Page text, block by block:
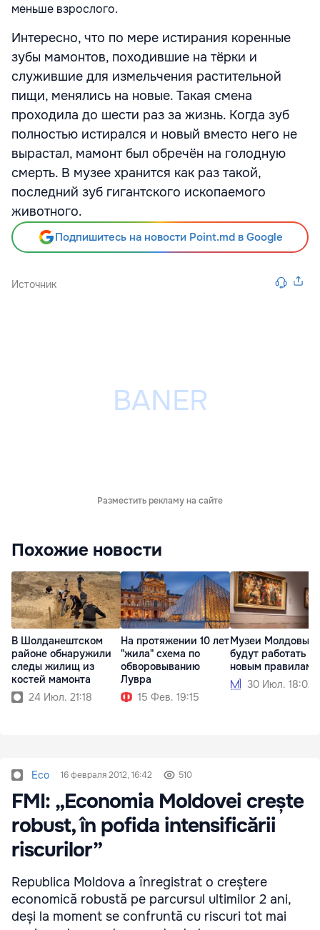
меньше взрослого.
Интересно, что по мере истирания коренные
зубы мамонтов, походившие на тёрки и
служившие для измельчения растительной
пищи, менялись на новые. Такая смена
проходила до шести раз за жизнь. Когда зуб
полностью истирался и новый вместо него не
вырастал, мамонт был обречён на голодную
смерть. В музее хранится как раз такой,
последний зуб гигантского ископаемого
животного.
Подпишитесь на новости Point.md в Google
Источник
Разместить рекламу на сайте
Похожие новости
В Шолданештском
районе обнаружили
следы жилищ из
костей мамонта
24 Июл. 21:18
На протяжении 10 лет
"жила" схема по
обворовыванию
Лувра
15 Фев. 19:15
Музеи Молдовы
будут работать по
новым правилам
30 Июл. 18:02
Eco 16 февраля 2012, 16:42 510
FMI: „Economia Moldovei crește
robust, în pofida intensificării
riscurilor”
Republica Moldova a înregistrat o creștere
economică robustă pe parcursul ultimilor 2 ani,
deși la moment se confruntă cu riscuri tot mai